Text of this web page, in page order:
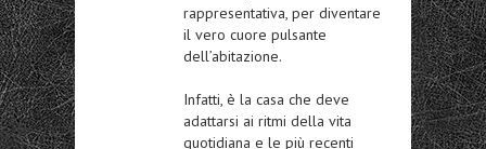
rappresentativa, per diventare
il vero cuore pulsante
dell’abitazione.
Infatti, è la casa che deve
adattarsi ai ritmi della vita
quotidiana e le più recenti